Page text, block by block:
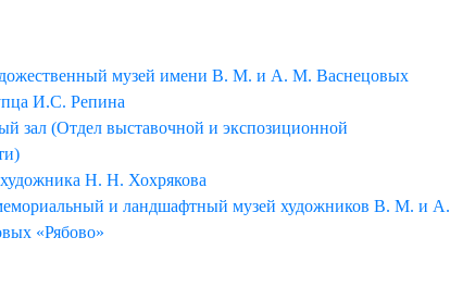
музей имени В. М. и А. М. Васнецовых
И.С. Репина
зал (Отдел выставочной и экспозиционной
Н. Н. Хохрякова
и ландшафтный музей художников В. М. и А.
«Рябово»